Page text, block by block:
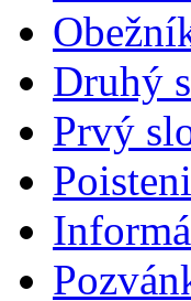
Druhý
Prvý